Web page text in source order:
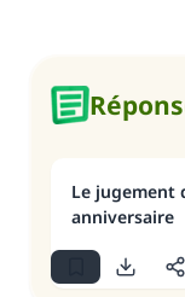
Le jugement
anniversaire